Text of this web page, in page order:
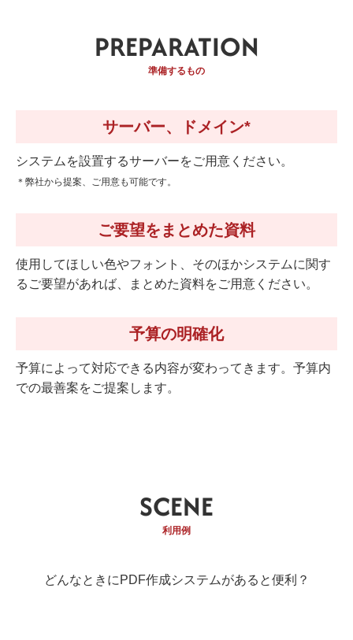
PREPARATION
準備するもの
サーバー、ドメイン*
システムを設置するサーバーをご用意ください。
＊弊社から提案、ご用意も可能です。
ご要望をまとめた資料
使用してほしい色やフォント、そのほかシステムに関す
るご要望があれば、まとめた資料をご用意ください。
予算の明確化
予算によって対応できる内容が変わってきます。予算内
での最善案をご提案します。
SCENE
利用例
どんなときにPDF作成システムがあると便利？